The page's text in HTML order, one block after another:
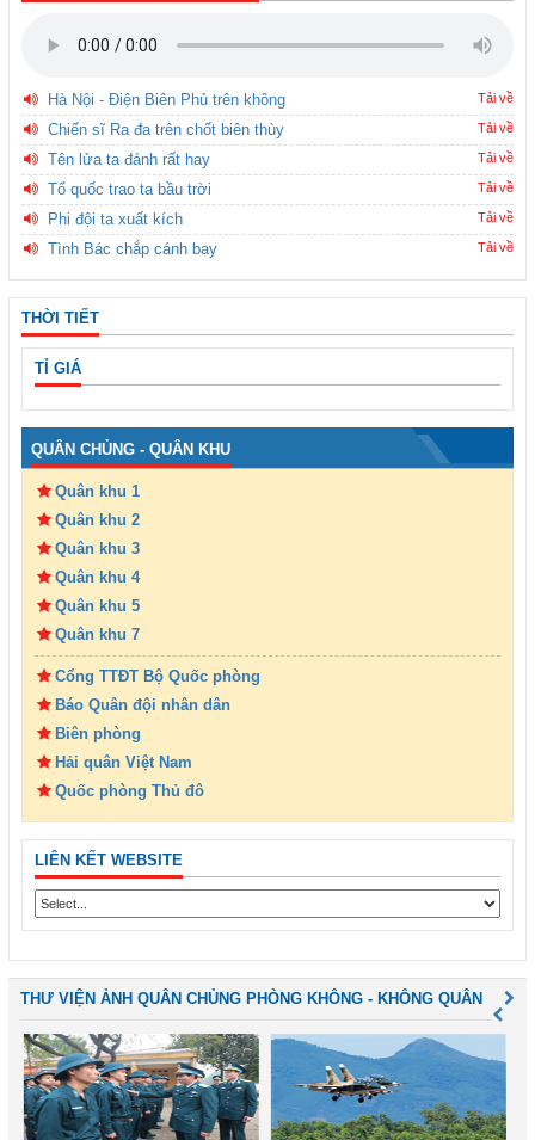
Hà Nội - Điện Biên Phủ trên không Tải về
Chiến sĩ Ra đa trên chốt biên thùy Tải về
Tên lửa ta đánh rất hay Tải về
Tổ quốc trao ta bầu trời Tải về
Phi đội ta xuất kích Tải về
Tình Bác chắp cánh bay Tải về
THỜI TIẾT
TỈ GIÁ
QUÂN CHỦNG - QUÂN KHU
Quân khu 1
Quân khu 2
Quân khu 3
Quân khu 4
Quân khu 5
Quân khu 7
Cổng TTĐT Bộ Quốc phòng
Báo Quân đội nhân dân
Biên phòng
Hải quân Việt Nam
Quốc phòng Thủ đô
LIÊN KẾT WEBSITE
THƯ VIỆN ẢNH QUÂN CHỦNG PHÒNG KHÔNG - KHÔNG QUÂN